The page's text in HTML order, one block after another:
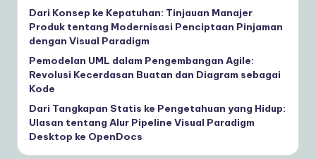
Dari Konsep ke Kepatuhan: Tinjauan Manajer
Produk tentang Modernisasi Penciptaan Pinjaman
dengan Visual Paradigm
Pemodelan UML dalam Pengembangan Agile:
Revolusi Kecerdasan Buatan dan Diagram sebagai
Kode
Dari Tangkapan Statis ke Pengetahuan yang Hidup:
Ulasan tentang Alur Pipeline Visual Paradigm
Desktop ke OpenDocs